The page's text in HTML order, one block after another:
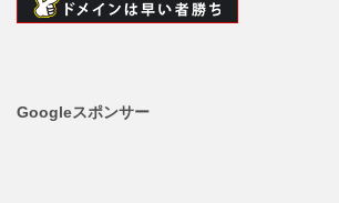
Googleスポンサー